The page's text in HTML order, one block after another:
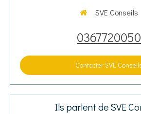
SVE Conseils
0367720050
Contacter SVE
Ils parlent de SVE